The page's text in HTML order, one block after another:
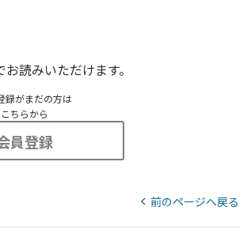
読みいただけます。
録がまだの方は
こちらから
員登録
前のページへ戻る